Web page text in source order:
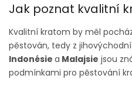
Jak poznat kvalitní
Kvalitní kratom by měl
pěstován, tedy z jihovýchodní
Indonésie a Malajsie jsou
podmínkami pro pěstování